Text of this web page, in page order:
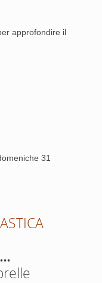
approfondire il
31